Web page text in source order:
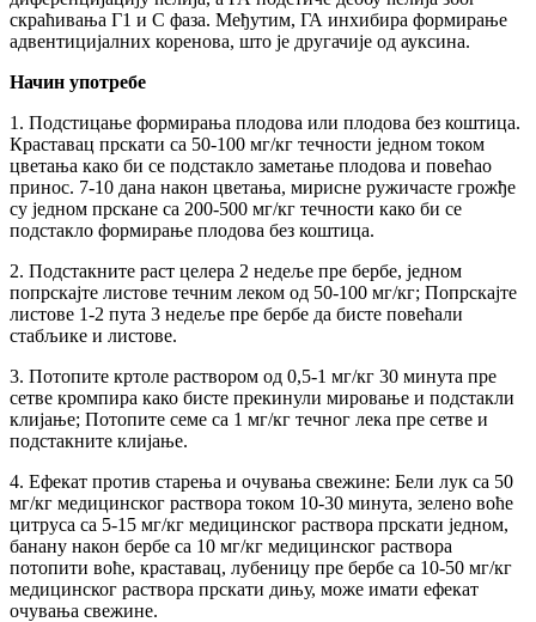
скраћивања Г1 и С фаза. Међутим, ГА инхибира формирање
адвентицијалних коренова, што је другачије од ауксина.
Начин употребе
1. Подстицање формирања плодова или плодова без коштица.
Краставац прскати са 50-100 мг/кг течности једном током
цветања како би се подстакло заметање плодова и повећао
принос. 7-10 дана након цветања, мирисне ружичасте грожђе
су једном прскане са 200-500 мг/кг течности како би се
подстакло формирање плодова без коштица.
2. Подстакните раст целера 2 недеље пре бербе, једном
попрскајте листове течним леком од 50-100 мг/кг; Попрскајте
листове 1-2 пута 3 недеље пре бербе да бисте повећали
стабљике и листове.
3. Потопите кртоле раствором од 0,5-1 мг/кг 30 минута пре
сетве кромпира како бисте прекинули мировање и подстакли
клијање; Потопите семе са 1 мг/кг течног лека пре сетве и
подстакните клијање.
4. Ефекат против старења и очувања свежине: Бели лук са 50
мг/кг медицинског раствора током 10-30 минута, зелено воће
цитруса са 5-15 мг/кг медицинског раствора прскати једном,
банану након бербе са 10 мг/кг медицинског раствора
потопити воће, краставац, лубеницу пре бербе са 10-50 мг/кг
медицинског раствора прскати дињу, може имати ефекат
очувања свежине.